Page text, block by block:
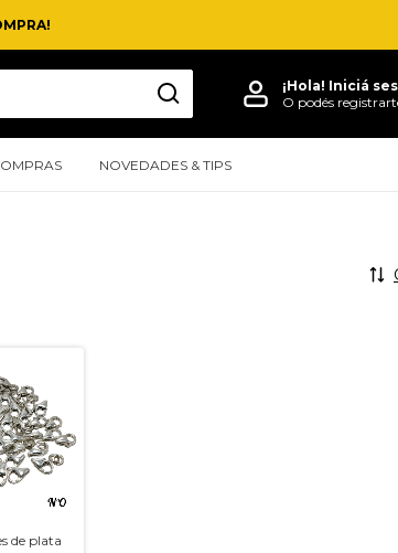
¡Hola! Iniciá
O podés
NOVEDADES & TIPS
de plata